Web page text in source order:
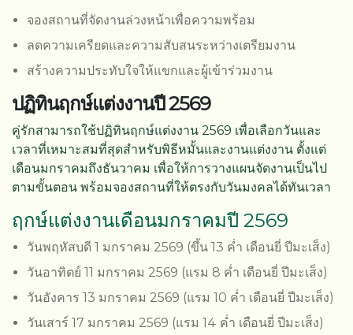
จองสถานที่จัดงานล่วงหน้าเพื่อความพร้อม
ลดความเครียดและความสับสนระหว่างเตรียมงาน
สร้างความประทับใจให้แขกและผู้เข้าร่วมงาน
ปฏิทินฤกษ์แต่งงานปี 2569
คู่รักสามารถใช้ปฏิทินฤกษ์แต่งงาน 2569 เพื่อเลือกวันและ
เวลาที่เหมาะสมที่สุดสำหรับพิธีหมั้นและงานแต่งงาน ตั้งแต่
เดือนมกราคมถึงธันวาคม เพื่อให้การวางแผนจัดงานเป็นไป
ตามขั้นตอน พร้อมจองสถานที่ให้ตรงกับวันมงคลได้ทันเวลา
ฤกษ์แต่งงานเดือนมกราคมปี 2569
วันพฤหัสบดี 1 มกราคม 2569 (ขึ้น 13 ค่ำ เดือนยี่ ปีมะเส็ง)
วันอาทิตย์ 11 มกราคม 2569 (แรม 8 ค่ำ เดือนยี่ ปีมะเส็ง)
วันอังคาร 13 มกราคม 2569 (แรม 10 ค่ำ เดือนยี่ ปีมะเส็ง)
วันเสาร์ 17 มกราคม 2569 (แรม 14 ค่ำ เดือนยี่ ปีมะเส็ง)